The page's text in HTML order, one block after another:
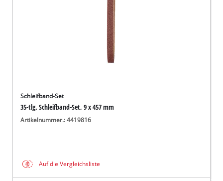
Schleifband-Set
35-tlg. Schleifband-Set, 9 x 457 mm
Artikelnummer.: 4419816
Auf die Vergleichsliste